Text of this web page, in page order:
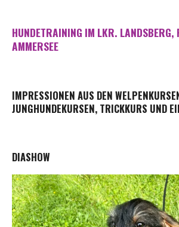
HUNDETRAINING IM LKR. LANDSBERG,
AMMERSEE
IMPRESSIONEN AUS DEN
JUNGHUNDEKURSEN, TRICKKURS UND
DIASHOW